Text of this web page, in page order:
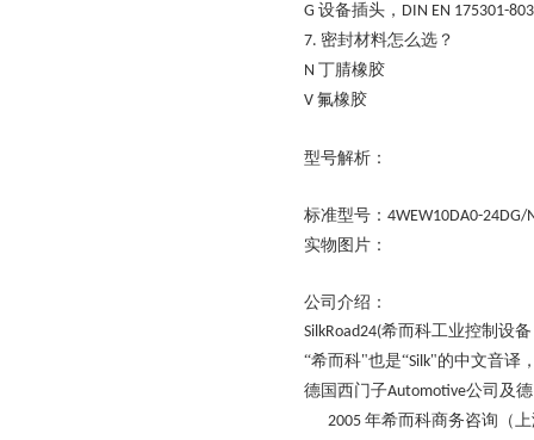
G 设备插头， DIN EN 175301-
7. 密封材料怎么选？
N 丁腈橡胶
V 氟橡胶
型号解析：
标准型号： 4WEW10DA0-24DG/
实物图片：
公司介绍：
SilkRoad24(希而科工业控制设
“希而科"也是“Silk"的中文音译
德国西门子Automotive公司及
2005 年希而科商务咨询（